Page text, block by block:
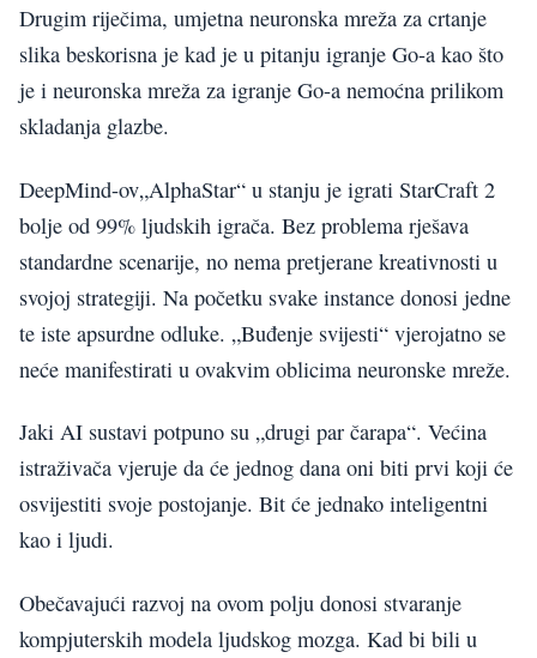
Drugim riječima, umjetna neuronska mreža za crtanje
slika beskorisna je kad je u pitanju igranje Go-a kao što
je i neuronska mreža za igranje Go-a nemoćna prilikom
skladanja glazbe.
DeepMind-ov„AlphaStar“ u stanju je igrati StarCraft 2
bolje od 99% ljudskih igrača. Bez problema rješava
standardne scenarije, no nema pretjerane kreativnosti u
svojoj strategiji. Na početku svake instance donosi jedne
te iste apsurdne odluke. „Buđenje svijesti“ vjerojatno se
neće manifestirati u ovakvim oblicima neuronske mreže.
Jaki AI sustavi potpuno su „drugi par čarapa“. Većina
istraživača vjeruje da će jednog dana oni biti prvi koji će
osvijestiti svoje postojanje. Bit će jednako inteligentni
kao i ljudi.
Obečavajući razvoj na ovom polju donosi stvaranje
kompjuterskih modela ljudskog mozga. Kad bi bili u